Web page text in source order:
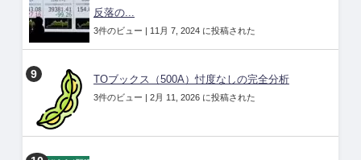
反落の...
3件のビュー | 11月 7, 2024 に投稿された
TOブックス（500A）忖度なしの完全分析
3件のビュー | 2月 11, 2026 に投稿された